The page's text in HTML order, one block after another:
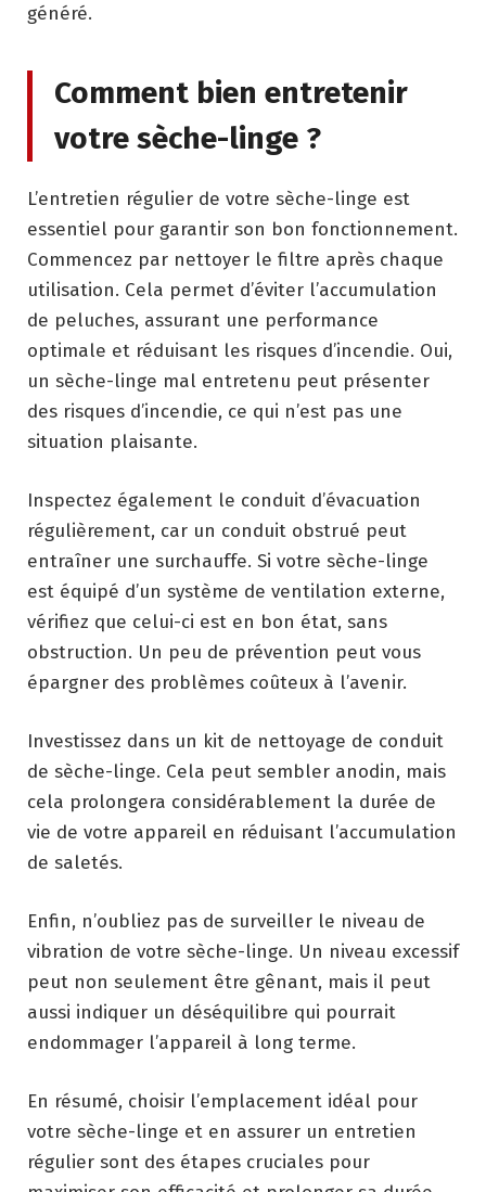
généré.
Comment bien entretenir
votre sèche-linge ?
L’entretien régulier de votre sèche-linge est
essentiel pour garantir son bon fonctionnement.
Commencez par nettoyer le filtre après chaque
utilisation. Cela permet d’éviter l’accumulation
de peluches, assurant une performance
optimale et réduisant les risques d’incendie. Oui,
un sèche-linge mal entretenu peut présenter
des risques d’incendie, ce qui n’est pas une
situation plaisante.
Inspectez également le conduit d’évacuation
régulièrement, car un conduit obstrué peut
entraîner une surchauffe. Si votre sèche-linge
est équipé d’un système de ventilation externe,
vérifiez que celui-ci est en bon état, sans
obstruction. Un peu de prévention peut vous
épargner des problèmes coûteux à l’avenir.
Investissez dans un kit de nettoyage de conduit
de sèche-linge. Cela peut sembler anodin, mais
cela prolongera considérablement la durée de
vie de votre appareil en réduisant l’accumulation
de saletés.
Enfin, n’oubliez pas de surveiller le niveau de
vibration de votre sèche-linge. Un niveau excessif
peut non seulement être gênant, mais il peut
aussi indiquer un déséquilibre qui pourrait
endommager l’appareil à long terme.
En résumé, choisir l’emplacement idéal pour
votre sèche-linge et en assurer un entretien
régulier sont des étapes cruciales pour